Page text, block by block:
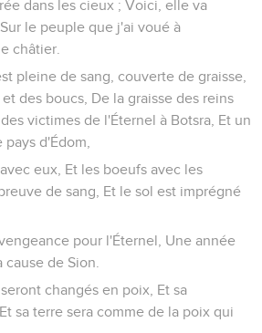
à Ézéchias : Ainsi parle le grand
est cette confiance, sur laquelle
que des paroles en l'air : il faut pour
et de la force. En qui donc as-tu
t'être révolté contre moi ?
Pharaon, roi d'Égypte, pour tous
lui.
: C'est en l'Éternel, notre Dieu, que
n'est-ce pas lui dont Ézéchias a fait
et les autels, en disant à Juda et à
prosternerez devant cet autel ?